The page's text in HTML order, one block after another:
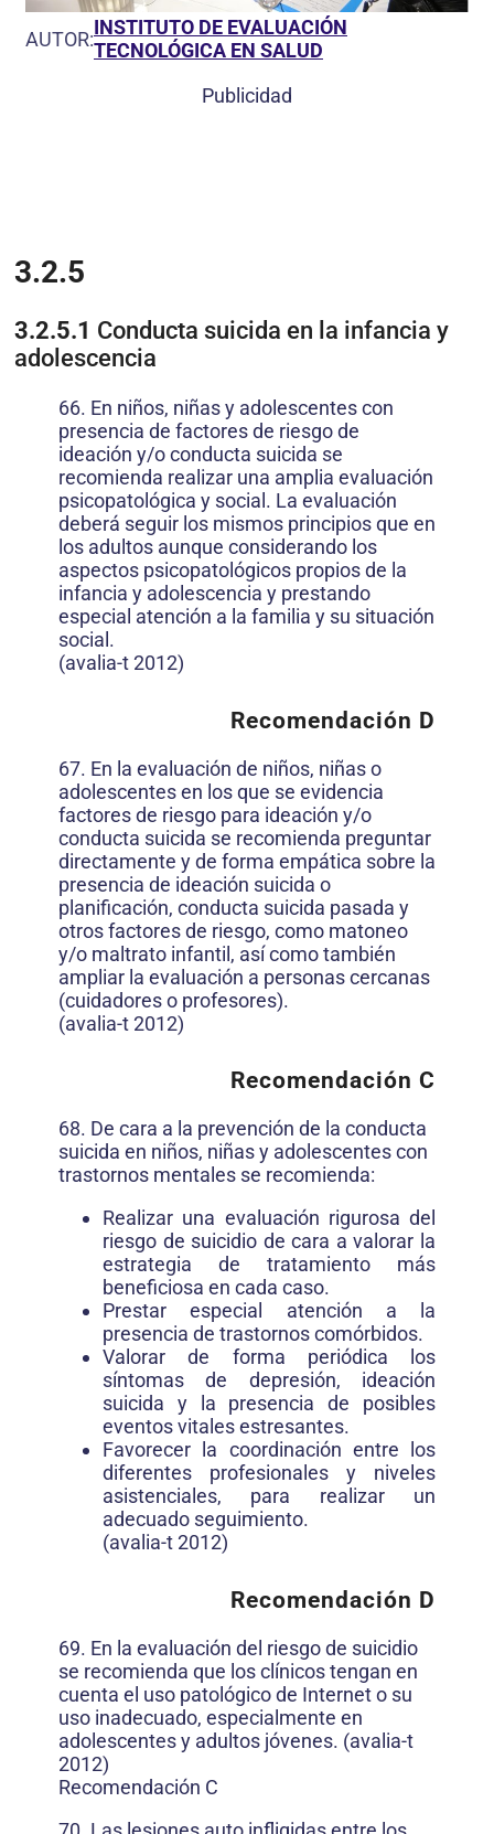
AUTOR:INSTITUTO DE EVALUACIÓN
TECNOLÓGICA EN SALUD
Publicidad
3.2.5
3.2.5.1 Conducta suicida en la infancia y
adolescencia
66. En niños, niñas y adolescentes con
presencia de factores de riesgo de
ideación y/o conducta suicida se
recomienda realizar una amplia evaluación
psicopatológica y social. La evaluación
deberá seguir los mismos principios que en
los adultos aunque considerando los
aspectos psicopatológicos propios de la
infancia y adolescencia y prestando
especial atención a la familia y su situación
social.
(avalia-t 2012)
Recomendación D
67. En la evaluación de niños, niñas o
adolescentes en los que se evidencia
factores de riesgo para ideación y/o
conducta suicida se recomienda preguntar
directamente y de forma empática sobre la
presencia de ideación suicida o
planificación, conducta suicida pasada y
otros factores de riesgo, como matoneo
y/o maltrato infantil, así como también
ampliar la evaluación a personas cercanas
(cuidadores o profesores).
(avalia-t 2012)
Recomendación C
68. De cara a la prevención de la conducta
suicida en niños, niñas y adolescentes con
trastornos mentales se recomienda:
Realizar una evaluación rigurosa del
riesgo de suicidio de cara a valorar la
estrategia de tratamiento más
beneficiosa en cada caso.
Prestar especial atención a la
presencia de trastornos comórbidos.
Valorar de forma periódica los
síntomas de depresión, ideación
suicida y la presencia de posibles
eventos vitales estresantes.
Favorecer la coordinación entre los
diferentes profesionales y niveles
asistenciales, para realizar un
adecuado seguimiento.
(avalia-t 2012)
Recomendación D
69. En la evaluación del riesgo de suicidio
se recomienda que los clínicos tengan en
cuenta el uso patológico de Internet o su
uso inadecuado, especialmente en
adolescentes y adultos jóvenes. (avalia-t
2012)
Recomendación C